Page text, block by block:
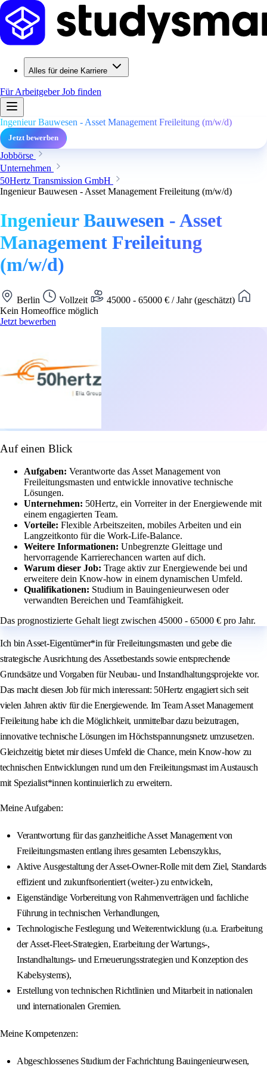
Alles für deine Karriere
Für ArbeitgeberJob finden
Ingenieur Bauwesen - Asset Management Freileitung (m/w/d)
Jetzt bewerben
Jobbörse
Unternehmen
50Hertz Transmission GmbH
Ingenieur Bauwesen - Asset Management Freileitung (m/w/d)
Ingenieur Bauwesen - Asset
Management Freileitung
(m/w/d)
Berlin Vollzeit
45000 - 65000 € / Jahr (geschätzt)
Kein Homeoffice möglich
Jetzt bewerben
Auf einen Blick
Aufgaben: Verantworte das Asset Management von
Freileitungsmasten und entwickle innovative technische
Lösungen.
Unternehmen: 50Hertz, ein Vorreiter in der Energiewende mit
einem engagierten Team.
Vorteile: Flexible Arbeitszeiten, mobiles Arbeiten und ein
Langzeitkonto für die Work-Life-Balance.
Weitere Informationen: Unbegrenzte Gleittage und
hervorragende Karrierechancen warten auf dich.
Warum dieser Job: Trage aktiv zur Energiewende bei und
erweitere dein Know-how in einem dynamischen Umfeld.
Qualifikationen: Studium in Bauingenieurwesen oder
verwandten Bereichen und Teamfähigkeit.
Das prognostizierte Gehalt liegt zwischen 45000 - 65000 € pro Jahr.
Ich bin Asset-Eigentümer*in für Freileitungsmasten und gebe die
strategische Ausrichtung des Assetbestands sowie entsprechende
Grundsätze und Vorgaben für Neubau- und Instandhaltungsprojekte vor.
Das macht diesen Job für mich interessant: 50Hertz engagiert sich seit
vielen Jahren aktiv für die Energiewende. Im Team Asset Management
Freileitung habe ich die Möglichkeit, unmittelbar dazu beizutragen,
innovative technische Lösungen im Höchstspannungsnetz umzusetzen.
Gleichzeitig bietet mir dieses Umfeld die Chance, mein Know-how zu
technischen Entwicklungen rund um den Freileitungsmast im Austausch
mit Spezialist*innen kontinuierlich zu erweitern.
Meine Aufgaben:
Verantwortung für das ganzheitliche Asset Management von
Freileitungsmasten entlang ihres gesamten Lebenszyklus,
Aktive Ausgestaltung der Asset-Owner-Rolle mit dem Ziel, Standards
effizient und zukunftsorientiert (weiter-) zu entwickeln,
Eigenständige Vorbereitung von Rahmenverträgen und fachliche
Führung in technischen Verhandlungen,
Technologische Festlegung und Weiterentwicklung (u.a. Erarbeitung
der Asset-Fleet-Strategien, Erarbeitung der Wartungs-,
Instandhaltungs- und Erneuerungsstrategien und Konzeption des
Kabelsystems),
Erstellung von technischen Richtlinien und Mitarbeit in nationalen
und internationalen Gremien.
Meine Kompetenzen:
Abgeschlossenes Studium der Fachrichtung Bauingenieurwesen,